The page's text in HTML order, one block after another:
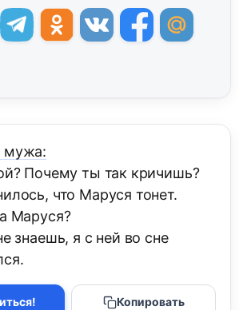
мужа:
Почему ты так кричишь?
что Маруся тонет.
Маруся?
знаешь, я с ней во сне
Копировать